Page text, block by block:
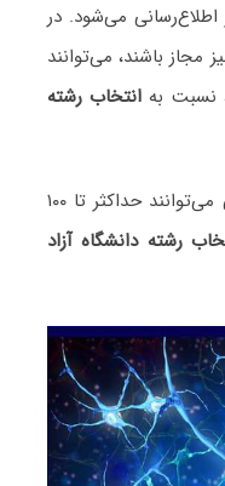
اطلاع‌رسانی می‌شود. در
مجاز باشند، می‌توانند
نسبت به انتخاب رشته
داوطلبان دکتری دانشگاه آزاد اسلامی می‌توانند حداکثر تا ۱۰۰
رشته دانشگاه آزاد